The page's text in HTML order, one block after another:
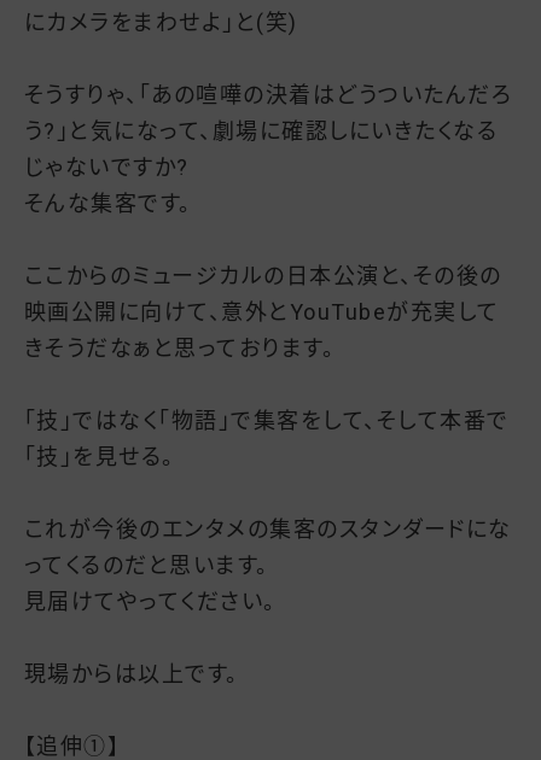
にカメラをまわせよ」と(笑)
そうすりゃ、「あの喧嘩の決着はどうついたんだろ
う?」と気になって、劇場に確認しにいきたくなる
じゃないですか?
そんな集客です。
ここからのミュージカルの日本公演と、その後の
映画公開に向けて、意外とYouTubeが充実して
きそうだなぁと思っております。
「技」ではなく「物語」で集客をして、そして本番で
「技」を見せる。
これが今後のエンタメの集客のスタンダードにな
ってくるのだと思います。
見届けてやってください。
現場からは以上です。
【追伸①】